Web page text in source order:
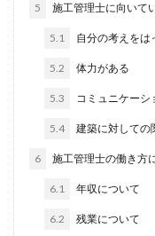
5 施工管理士に向いて
5.1 自分の考えをは
5.2 体力がある
5.3 コミュニケーシ
5.4 建築に対しての
6 施工管理士の働き方
6.1 年収について
6.2 残業について